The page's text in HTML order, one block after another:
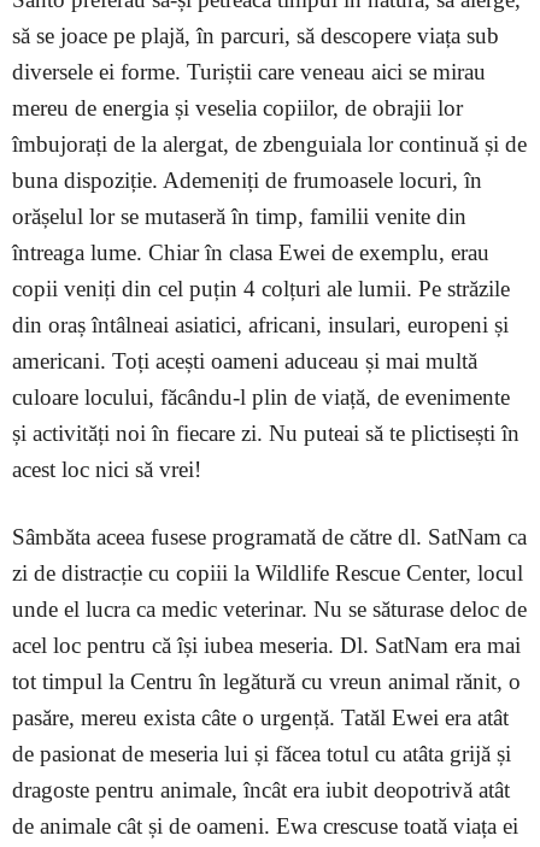
să se joace pe plajă, în parcuri, să descopere viața sub
diversele ei forme. Turiștii care veneau aici se mirau
mereu de energia și veselia copiilor, de obrajii lor
îmbujorați de la alergat, de zbenguiala lor continuă și de
buna dispoziție. Ademeniți de frumoasele locuri, în
orășelul lor se mutaseră în timp, familii venite din
întreaga lume. Chiar în clasa Ewei de exemplu, erau
copii veniți din cel puțin 4 colțuri ale lumii. Pe străzile
din oraș întâlneai asiatici, africani, insulari, europeni și
americani. Toți acești oameni aduceau și mai multă
culoare locului, făcându-l plin de viață, de evenimente
și activități noi în fiecare zi. Nu puteai să te plictisești în
acest loc nici să vrei!
Sâmbăta aceea fusese programată de către dl. SatNam ca
zi de distracție cu copiii la Wildlife Rescue Center, locul
unde el lucra ca medic veterinar. Nu se săturase deloc de
acel loc pentru că își iubea meseria. Dl. SatNam era mai
tot timpul la Centru în legătură cu vreun animal rănit, o
pasăre, mereu exista câte o urgență. Tatăl Ewei era atât
de pasionat de meseria lui și făcea totul cu atâta grijă și
dragoste pentru animale, încât era iubit deopotrivă atât
de animale cât și de oameni. Ewa crescuse toată viața ei